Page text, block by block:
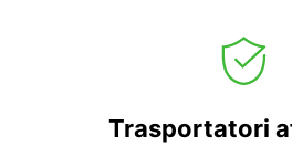
Trasportatori